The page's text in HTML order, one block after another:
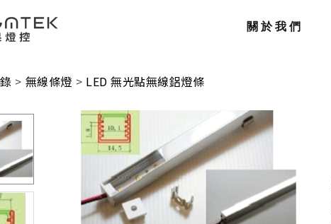
關於我們
> 無線條燈 > LED 無光點無線鋁燈條